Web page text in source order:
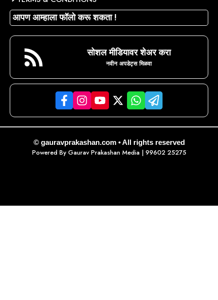
आपण आम्हाला फॉलो करू शकता !
सोशल मीडियावर शेअर करा
नवीन अपडेट्स मिळवा
© gauravprakashan.com • All rights reserved
Powered By Gaurav Prakashan Media| 99602 25275